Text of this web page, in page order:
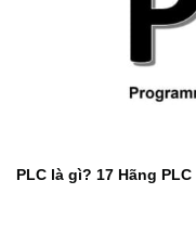
PLC là gì? 17 Hãng